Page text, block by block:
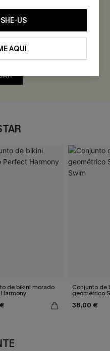
Reseñar
de bikini morado Conjunto de
geométrico
38,00 €
US
AQUÍ